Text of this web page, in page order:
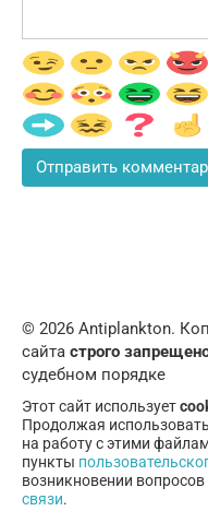
© 2026 Аntiplankton.
сайта строго
судебном порядке
Этот сайт использует
Продолжая
на работу с этими
пункты
возникновении
связи.